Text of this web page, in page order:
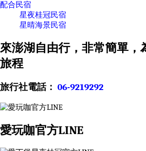
配合民宿
星夜桂冠民宿
星晴海景民宿
來澎湖自由行，非常簡單，
旅程
旅行社電話： 06-9219292
愛玩咖官方LINE